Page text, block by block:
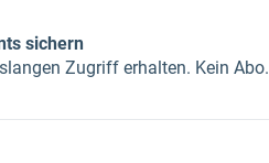
sichern
Zugriff erhalten. Kein Abo.